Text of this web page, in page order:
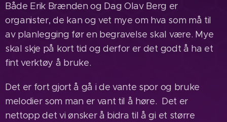
Både Erik Brænden og Dag Olav Berg er
organister, de kan og vet mye om hva som må til
av planlegging før en begravelse skal være. Mye
skal skje på kort tid og derfor er det godt å ha et
fint verktøy å bruke.
Det er fort gjort å gå i de vante spor og bruke
melodier som man er vant til å høre. Det er
nettopp det vi ønsker å bidra til å gi et større